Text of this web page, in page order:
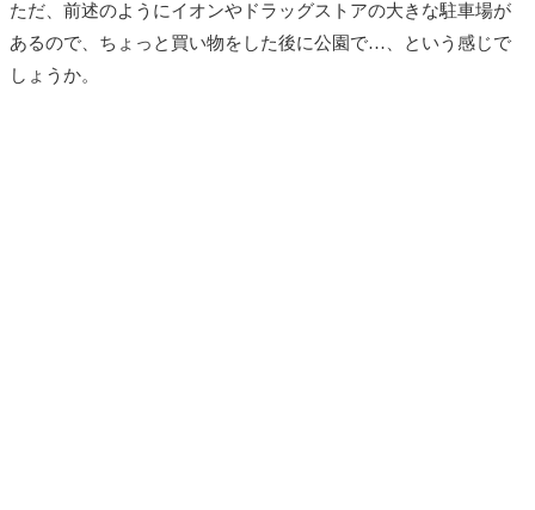
ただ、前述のようにイオンやドラッグストアの大きな駐車場が
あるので、ちょっと買い物をした後に公園で…、という感じで
しょうか。